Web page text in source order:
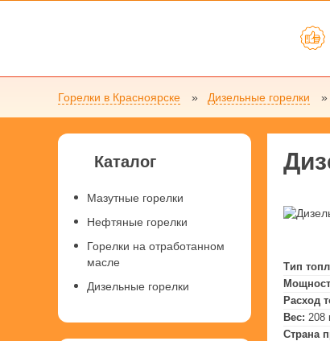
Горелки в Красноярске Дизельные горелки
Тип
Расход
Вес: 208
Страна
Каталог
Мазутные горелки
Нефтяные горелки
Горелки на отработанном
масле
Дизельные горелки